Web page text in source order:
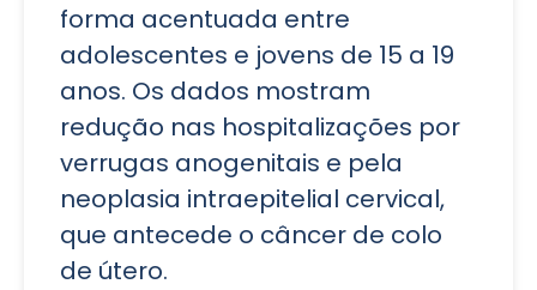
forma acentuada entre
adolescentes e jovens de 15 a 19
anos. Os dados mostram
redução nas hospitalizações por
verrugas anogenitais e pela
neoplasia intraepitelial cervical,
que antecede o câncer de colo
de útero.